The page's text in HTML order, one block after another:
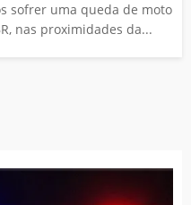
sofrer uma queda de moto
nas proximidades da...